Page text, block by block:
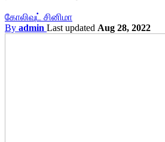
கோலிவுட் சினிமா
By admin Last updated Aug 28, 2022